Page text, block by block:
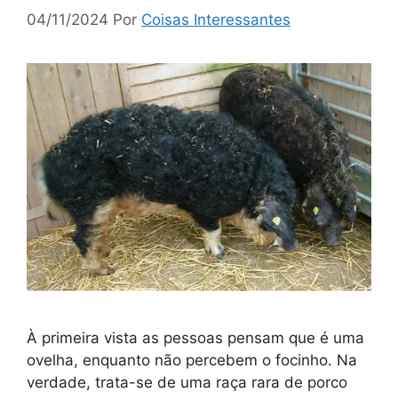
04/11/2024 Por Coisas Interessantes
À primeira vista as pessoas pensam que é uma
ovelha, enquanto não percebem o focinho. Na
verdade, trata-se de uma raça rara de porco